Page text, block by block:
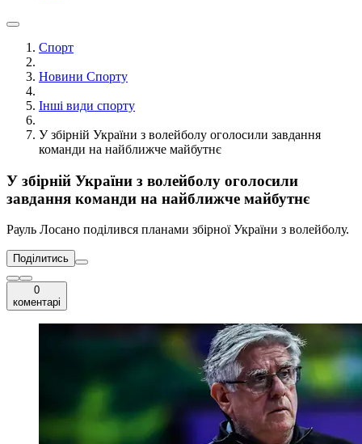
Спорт
Новини Спорту
Інші види спорту
У збірній України з волейболу оголосили завдання
команди на найближче майбутнє
У збірній України з волейболу оголосили
завдання команди на найближче майбутнє
Рауль Лосано поділився планами збірної України з волейболу.
Поділитись
0
коментарі